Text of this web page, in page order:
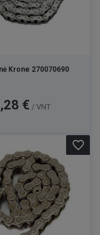
Krone 270070690
€ / VNT
favorite_border